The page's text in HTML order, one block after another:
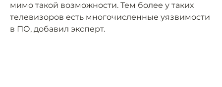
мимо такой возможности. Тем более у таких
телевизоров есть многочисленные уязвимости
в ПО, добавил эксперт.